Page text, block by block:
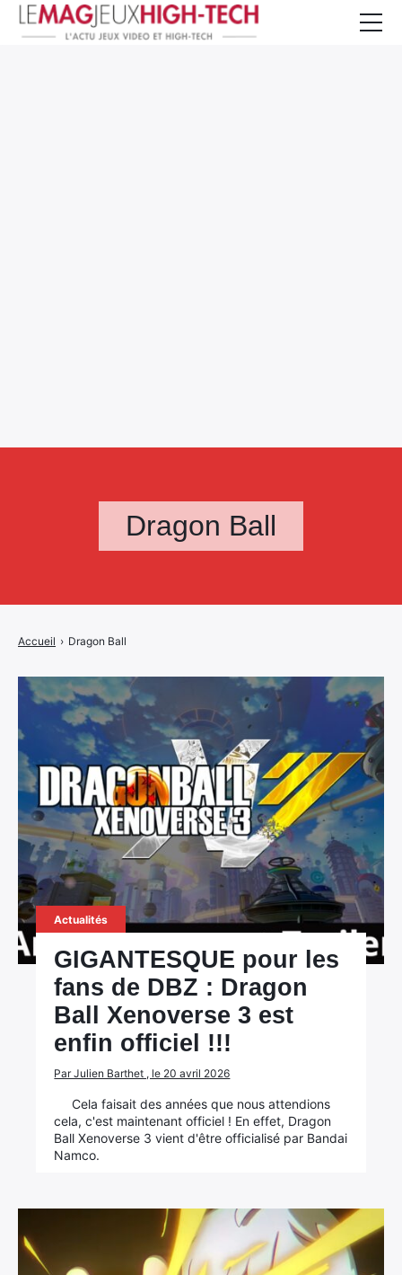
Dragon Ball
Accueil › Dragon Ball
Actualités
GIGANTESQUE pour les
fans de DBZ : Dragon
Ball Xenoverse 3 est
enfin officiel !!!
Par Julien Barthet , le 20 avril 2026
Cela faisait des années que nous attendions
cela, c'est maintenant officiel ! En effet, Dragon
Ball Xenoverse 3 vient d'être officialisé par Bandai
Namco.